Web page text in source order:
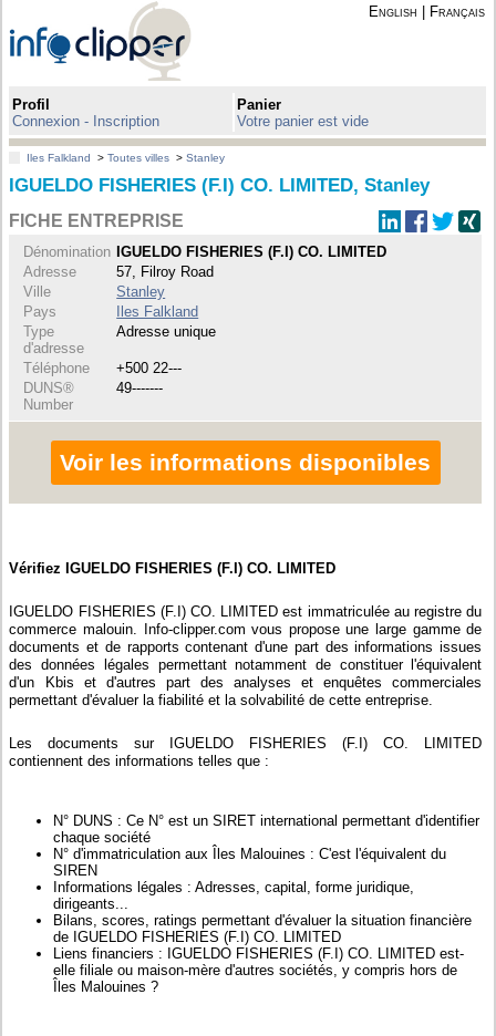
English Français
Profil
Connexion - Inscription
Panier
Votre panier est vide
Iles Falkland >Toutes villes >Stanley
IGUELDO FISHERIES (F.I) CO. LIMITED, Stanley
FICHE ENTREPRISE
Dénomination IGUELDO FISHERIES (F.I) CO. LIMITED
Adresse
57, Filroy Road
Ville
Stanley
Pays
Iles Falkland
Type
d'adresse
Adresse unique
Téléphone
+500 22---
DUNS®
Number
49-------
Voir les informations disponibles
Vérifiez IGUELDO FISHERIES (F.I) CO. LIMITED
IGUELDO FISHERIES (F.I) CO. LIMITED est immatriculée au registre du
commerce malouin. Info-clipper.com vous propose une large gamme de
documents et de rapports contenant d'une part des informations issues
des données légales permettant notamment de constituer l'équivalent
d'un Kbis et d'autres part des analyses et enquêtes commerciales
permettant d'évaluer la fiabilité et la solvabilité de cette entreprise.
Les documents sur IGUELDO FISHERIES (F.I) CO. LIMITED
contiennent des informations telles que :
N° DUNS : Ce N° est un SIRET international permettant d'identifier
chaque société
N° d'immatriculation aux Îles Malouines : C'est l'équivalent du
SIREN
Informations légales : Adresses, capital, forme juridique,
dirigeants...
Bilans, scores, ratings permettant d'évaluer la situation financière
de IGUELDO FISHERIES (F.I) CO. LIMITED
Liens financiers : IGUELDO FISHERIES (F.I) CO. LIMITED est-
elle filiale ou maison-mère d'autres sociétés, y compris hors de
Îles Malouines ?